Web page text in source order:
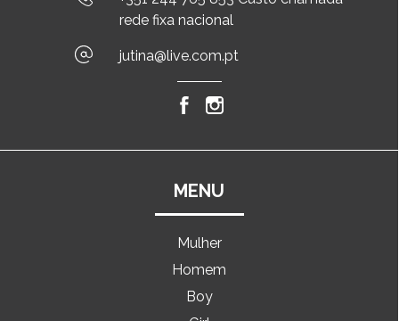
rede fixa nacional
jutina@live.com.pt
MENU
Mulher
Homem
Boy